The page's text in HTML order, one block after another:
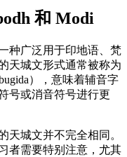
和 Modi
种广泛用于印地语、梵
天城文形式通常被称为
），意味着辅音字
号或消音符号进行更
天城文并不完全相同。
者需要特别注意，尤其